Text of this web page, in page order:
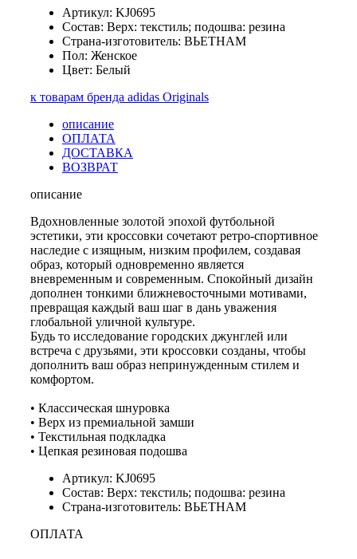
Артикул: KJ0695
Состав: Верх: текстиль; подошва: резина
Страна-изготовитель: ВЬЕТНАМ
Пол: Женское
Цвет: Белый
к товарам бренда adidas Originals
описание
ОПЛАТА
ДОСТАВКА
ВОЗВРАТ
описание
Вдохновленные золотой эпохой футбольной
эстетики, эти кроссовки сочетают ретро-спортивное
наследие с изящным, низким профилем, создавая
образ, который одновременно является
вневременным и современным. Спокойный дизайн
дополнен тонкими ближневосточными мотивами,
превращая каждый ваш шаг в дань уважения
глобальной уличной культуре.
Будь то исследование городских джунглей или
встреча с друзьями, эти кроссовки созданы, чтобы
дополнить ваш образ непринужденным стилем и
комфортом.
• Классическая шнуровка
• Верх из премиальной замши
• Текстильная подкладка
• Цепкая резиновая подошва
Артикул: KJ0695
Состав: Верх: текстиль; подошва: резина
Страна-изготовитель: ВЬЕТНАМ
ОПЛАТА